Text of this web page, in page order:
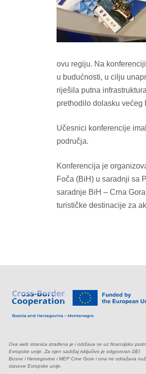
ovu regiju. Na
u budućnosti, u cilju
riješila putna
prethodilo dolasku većeg
Učesnici konferencije
područja.
Konferencija je
Foča (BiH) u saradnji sa
saradnje BiH – Crna
turističke destinacije za
Ova web stranica izrađena je i održava se uz finansijsku
Evropske unije. Za njen sadržaj isključivo je odgovoran DEI
Bosne i Hercegovine i MEP Crne Gore i ona ne odražava
stavove Evropske unije.